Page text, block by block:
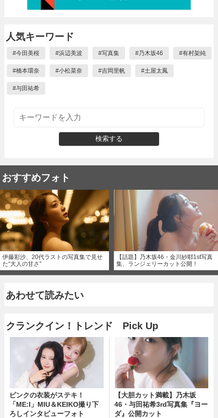
人気キーワード
#今田美桜 #浜辺美波 #写真集 #乃木坂46 #有村架純
#橋本環奈 #小松菜奈 #吉岡里帆 #土屋太鳳
#与田祐希
検索する
おすすめフォト
伊藤彩沙、20代ラストの写真集で見せ
た“大人の甘さ”
【話題】乃木坂46・金川紗耶1st写真
集、ランジェリーカット公開！
あわせて読みたい
クランクイン！トレンド Pick Up
ピンクの衣装がステキ！
「ME:I」MIU＆KEIKO撮り下
ろしインタビューフォト
【大胆カット満載】乃木坂
46・与田祐希3rd写真集『ヨー
ダ』公開カット